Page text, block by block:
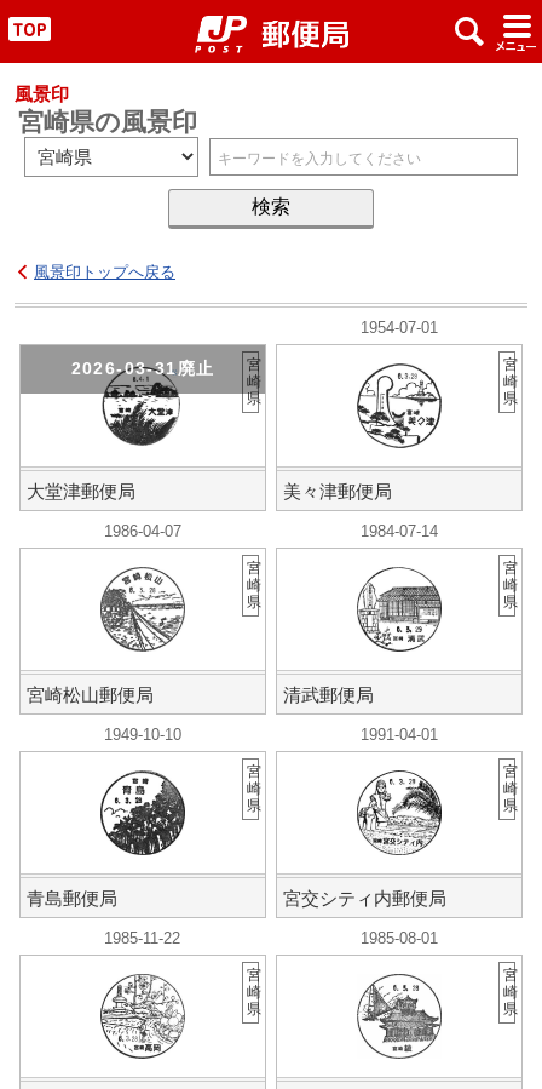
" x #
風景印
宮崎県の風景印
風景印トップへ戻る
大堂津郵便局
2026-03-31廃止
宮
崎
県
1954-07-01
美々津郵便局
宮
崎
県
1986-04-07
宮崎松山郵便局
宮
崎
県
1984-07-14
清武郵便局
宮
崎
県
1949-10-10
青島郵便局
宮
崎
県
1991-04-01
宮交シティ内郵便局
宮
崎
県
1985-11-22
宮
崎
県
1985-08-01
宮
崎
県